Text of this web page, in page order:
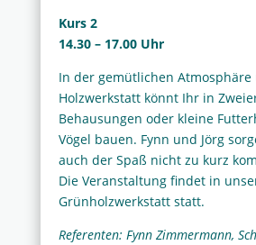
Kurs 2
14.30 – 17.00 Uhr
In der gemütlichen Atmosphäre
Holzwerkstatt könnt Ihr in
Behausungen oder kleine
Vögel bauen. Fynn und Jörg
auch der Spaß nicht zu kurz
Die Veranstaltung findet in
Grünholzwerkstatt statt.
Referenten: Fynn Zimmermann,